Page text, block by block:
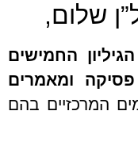
שלום,
הגיליון
החמישים
ומאמרים
המרכזיים בהם